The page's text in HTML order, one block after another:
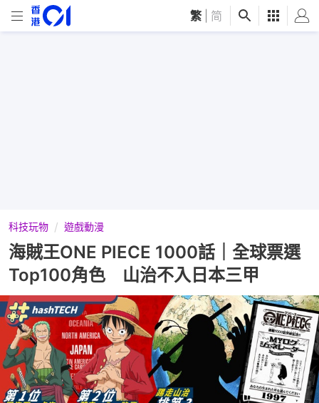
繁 简
科技玩物 遊戲動漫
海賊王ONE PIECE 1000話｜全球票選
Top100角色 山治不入日本三甲